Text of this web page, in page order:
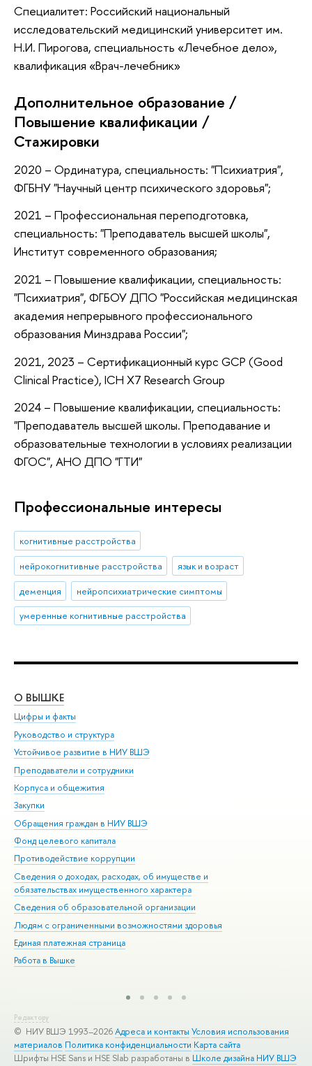
Специалитет: Российский национальный
исследовательский медицинский университет им.
Н.И. Пирогова, специальность «Лечебное дело»,
квалификация «Врач-лечебник»
Дополнительное образование /
Повышение квалификации /
Стажировки
2020 – Ординатура, специальность: "Психиатрия",
ФГБНУ "Научный центр психического здоровья";
2021 – Профессиональная переподготовка,
специальность: "Преподаватель высшей школы",
Институт современного образования;
2021 – Повышение квалификации, специальность:
"Психиатрия", ФГБОУ ДПО "Российская медицинская
академия непрерывного профессионального
образования Минздрава России";
2021, 2023 – Сертификационный курс GCP (Good
Clinical Practice), ICH X7 Research Group
2024 – Повышение квалификации, специальность:
"Преподаватель высшей школы. Преподавание и
образовательные технологии в условиях реализации
ФГОС", АНО ДПО "ГТИ"
Профессиональные интересы
когнитивные расстройства
нейрокогнитивные расстройства
язык и возраст
деменция
нейропсихиатрические симптомы
умеренные когнитивные расстройства
О ВЫШКЕ
Цифры и факты
Руководство и структура
Устойчивое развитие в НИУ ВШЭ
Преподаватели и сотрудники
Корпуса и общежития
Закупки
Обращения граждан в НИУ ВШЭ
Фонд целевого капитала
Противодействие коррупции
Сведения о доходах, расходах, об имуществе и
обязательствах имущественного характера
Сведения об образовательной организации
Людям с ограниченными возможностями здоровья
Единая платежная страница
Работа в Вышке
Редактору
© НИУ ВШЭ 1993–2026Адреса и контакты Условия использования
материалов Политика конфиденциальности Карта сайта
Шрифты HSE Sans и HSE Slab разработаны в Школе дизайна НИУ ВШЭ